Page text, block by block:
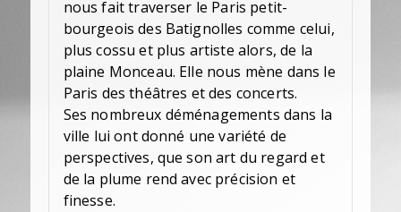
nous fait traverser le Paris petit-
bourgeois des Batignolles comme celui,
plus cossu et plus artiste alors, de la
plaine Monceau. Elle nous mène dans le
Paris des théâtres et des concerts.
Ses nombreux déménagements dans la
ville lui ont donné une variété de
perspectives, que son art du regard et
de la plume rend avec précision et
finesse.